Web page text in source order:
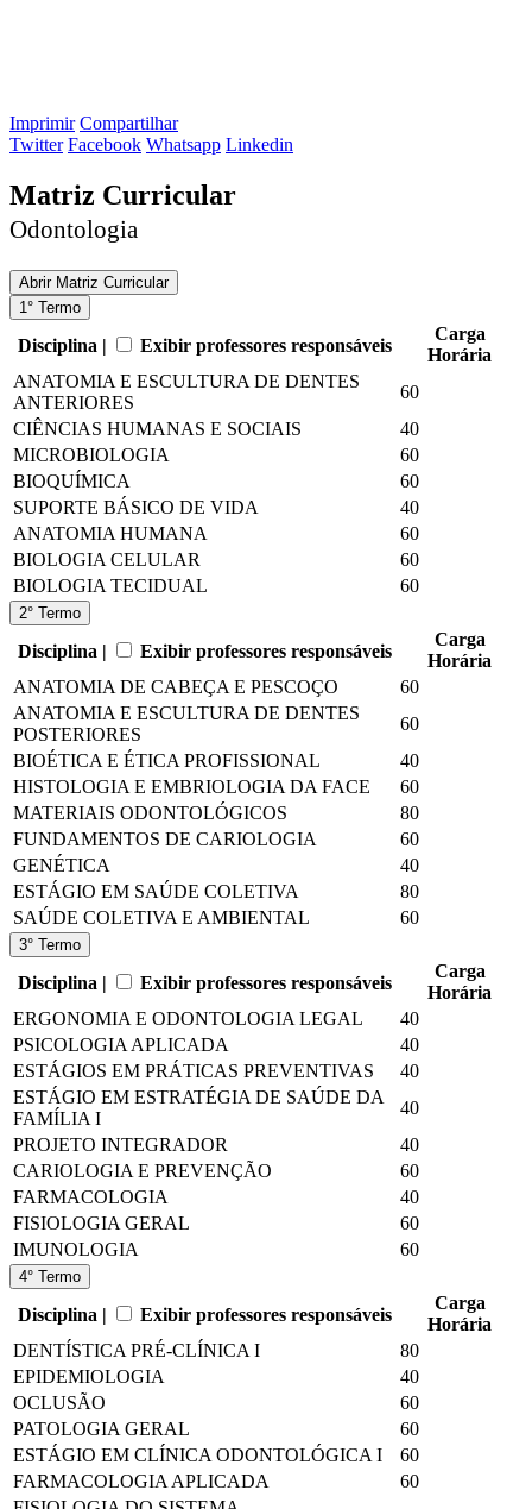
Imprimir Compartilhar
Twitter Facebook Whatsapp Linkedin
Matriz Curricular
Odontologia
AbrirMatriz Curricular
1° Termo
Disciplina | Exibir professores responsáveis
Carga
Horária
ANATOMIA E ESCULTURA DE DENTES
ANTERIORES
60
CIÊNCIAS HUMANAS E SOCIAIS
40
MICROBIOLOGIA
60
BIOQUÍMICA
60
SUPORTE BÁSICO DE VIDA
40
ANATOMIA HUMANA
60
BIOLOGIA CELULAR
60
BIOLOGIA TECIDUAL
60
2° Termo
Disciplina | Exibir professores responsáveis
Carga
Horária
ANATOMIA DE CABEÇA E PESCOÇO
60
ANATOMIA E ESCULTURA DE DENTES
POSTERIORES
60
BIOÉTICA E ÉTICA PROFISSIONAL
40
HISTOLOGIA E EMBRIOLOGIA DA FACE
60
MATERIAIS ODONTOLÓGICOS
80
FUNDAMENTOS DE CARIOLOGIA
60
GENÉTICA
40
ESTÁGIO EM SAÚDE COLETIVA
80
SAÚDE COLETIVA E AMBIENTAL
60
3° Termo
Disciplina | Exibir professores responsáveis
Carga
Horária
ERGONOMIA E ODONTOLOGIA LEGAL
40
PSICOLOGIA APLICADA
40
ESTÁGIOS EM PRÁTICAS PREVENTIVAS
40
ESTÁGIO EM ESTRATÉGIA DE SAÚDE DA
FAMÍLIA I
40
PROJETO INTEGRADOR
40
CARIOLOGIA E PREVENÇÃO
60
FARMACOLOGIA
40
FISIOLOGIA GERAL
60
IMUNOLOGIA
60
4° Termo
Disciplina | Exibir professores responsáveis
Carga
Horária
DENTÍSTICA PRÉ-CLÍNICA I
80
EPIDEMIOLOGIA
40
OCLUSÃO
60
PATOLOGIA GERAL
60
ESTÁGIO EM CLÍNICA ODONTOLÓGICA I
60
FARMACOLOGIA APLICADA
60